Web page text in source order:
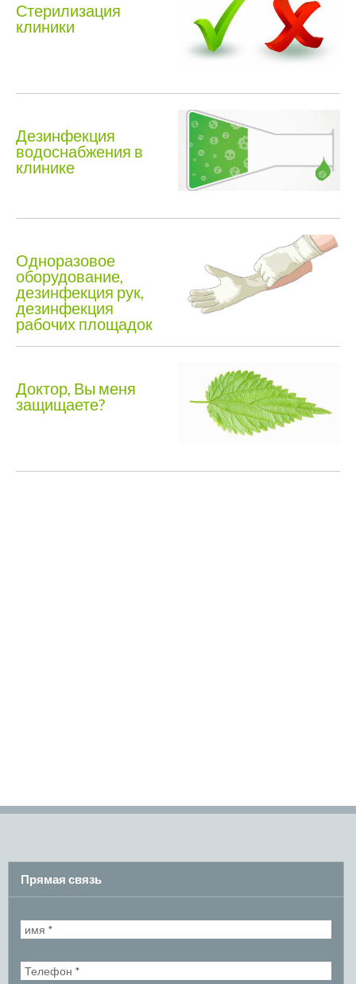
Стерилизация
клиники
Дезинфекция
водоснабжения в
клинике
Одноразовое
оборудование,
дезинфекция рук,
дезинфекция
рабочих площадок
Доктор, Вы меня
защищаете?
Прямая связь